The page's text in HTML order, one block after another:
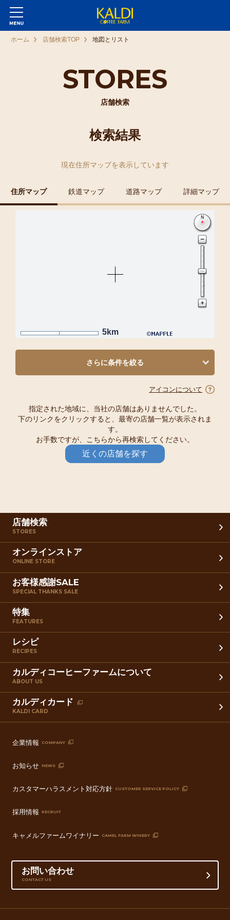
STORES
店舗検索
ホーム 店舗検索TOP 地図とリスト
検索結果
現在住所マップを表示しています
住所マップ 鉄道マップ 道路マップ 詳細マップ
5km
さらに条件を絞る
アイコンについて
指定された地域に、当社の店舗はありませんでした。
下のリンクをクリックすると、最寄の店舗一覧が表示されま
す。
お手数ですが、こちらから再検索してください。
近くの店舗を探す
店舗検索
STORES
オンラインストア
ONLINE STORE
お客様感謝SALE
SPECIAL THANKS SALE
特集
FEATURES
レシピ
RECIPES
カルディコーヒーファームについて
ABOUT US
カルディカード
KALDI CARD
企業情報 COMPANY
お知らせ NEWS
カスタマーハラスメント対応方針 CUSTOMER SERVICE POLICY
採用情報 RECRUIT
キャメルファームワイナリー CAMEL FARM WINERY
お問い合わせ
CONTACT US